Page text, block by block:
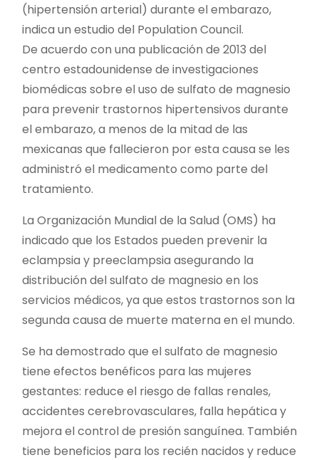
(hipertensión arterial) durante el embarazo,
indica un estudio del Population Council.
De acuerdo con una publicación de 2013 del
centro estadounidense de investigaciones
biomédicas sobre el uso de sulfato de magnesio
para prevenir trastornos hipertensivos durante
el embarazo, a menos de la mitad de las
mexicanas que fallecieron por esta causa se les
administró el medicamento como parte del
tratamiento.
La Organización Mundial de la Salud (OMS) ha
indicado que los Estados pueden prevenir la
eclampsia y preeclampsia asegurando la
distribución del sulfato de magnesio en los
servicios médicos, ya que estos trastornos son la
segunda causa de muerte materna en el mundo.
Se ha demostrado que el sulfato de magnesio
tiene efectos benéficos para las mujeres
gestantes: reduce el riesgo de fallas renales,
accidentes cerebrovasculares, falla hepática y
mejora el control de presión sanguínea. También
tiene beneficios para los recién nacidos y reduce